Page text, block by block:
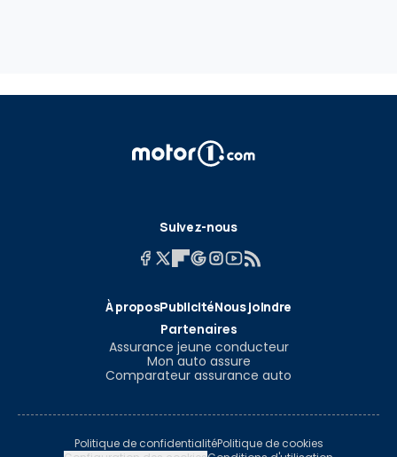
Suivez-nous
À proposPublicitéNous joindre
Partenaires
Assurance jeune conducteur
Mon auto assure
Comparateur assurance auto
Politique de confidentialitéPolitique de cookies